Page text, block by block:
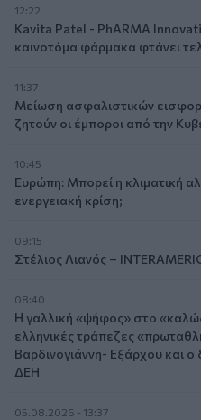
12:22
Kavita Patel - PhARMA
καινοτόμα φάρμακα φτάνει
11:37
Μείωση ασφαλιστικών
ζητούν οι έμποροι από την
10:45
Ευρώπη: Μπορεί η κλιματική
ενεργειακή κρίση;
09:15
Στέλιος Λιανός –
08:40
Η γαλλική «ψήφος» στο
ελληνικές τράπεζες
Βαρδινογιάννη- Εξάρχου και
ΔΕΗ
05.08.2026 - 13:37